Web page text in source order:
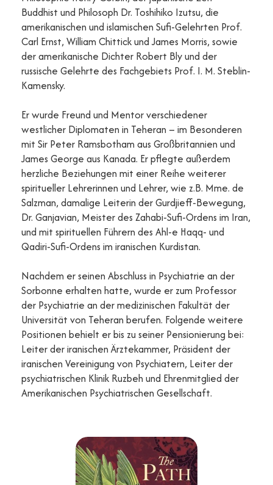
Buddhist und Philosoph Dr. Toshihiko Izutsu, die
amerikanischen und islamischen Sufi-Gelehrten Prof.
Carl Ernst, William Chittick und James Morris, sowie
der amerikanische Dichter Robert Bly und der
russische Gelehrte des Fachgebiets Prof. I. M. Steblin-
Kamensky.
Er wurde Freund und Mentor verschiedener
westlicher Diplomaten in Teheran – im Besonderen
mit Sir Peter Ramsbotham aus Großbritannien und
James George aus Kanada. Er pflegte außerdem
herzliche Beziehungen mit einer Reihe weiterer
spiritueller Lehrerinnen und Lehrer, wie z.B. Mme. de
Salzman, damalige Leiterin der Gurdjieff-Bewegung,
Dr. Ganjavian, Meister des Zahabi-Sufi-Ordens im Iran,
und mit spirituellen Führern des Ahl-e Haqq- und
Qadiri-Sufi-Ordens im iranischen Kurdistan.
Nachdem er seinen Abschluss in Psychiatrie an der
Sorbonne erhalten hatte, wurde er zum Professor
der Psychiatrie an der medizinischen Fakultät der
Universität von Teheran berufen. Folgende weitere
Positionen behielt er bis zu seiner Pensionierung bei:
Leiter der iranischen Ärztekammer, Präsident der
iranischen Vereinigung von Psychiatern, Leiter der
psychiatrischen Klinik Ruzbeh und Ehrenmitglied der
Amerikanischen Psychiatrischen Gesellschaft.